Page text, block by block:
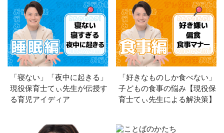
「寝ない」「夜中に起きる」
現役保育士てぃ先生が伝授す
る育児アイディア
「好きなものしか食べない」
子どもの食事の悩み【現役保
育士てぃ先生による解決策】